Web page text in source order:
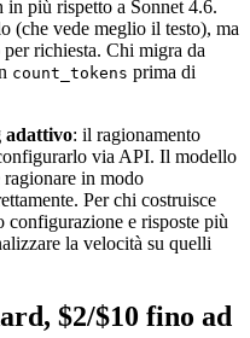
più rispetto a Sonnet 4.6.
(che vede meglio il testo), ma
richiesta. Chi migra da
count_tokens prima di
: il ragionamento
via API. Il modello
ragionare in modo
Per chi costruisce
configurazione e risposte più
la velocità su quelli
$2/$10 fino ad